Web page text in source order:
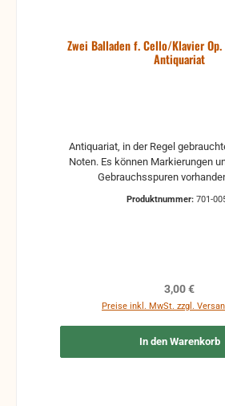
Zwei Balladen f. Cello/Klavier
Antiquariat
Noten. Es können Markierungen
Produktnummer: 701-
Regulärer
3,00 €
Preise inkl. MwSt. zzgl.
In den Warenkorb